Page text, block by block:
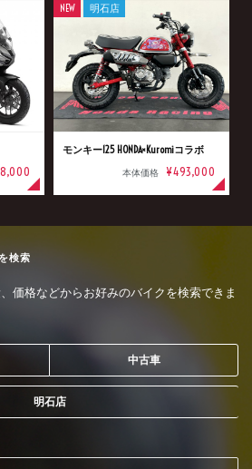
モンキー125 HONDA×Kuromiコラボ
本体価格 ¥493,000
NEW 明石店
検索
価格などからお好みのバイクを検索できま
中古車
明石店